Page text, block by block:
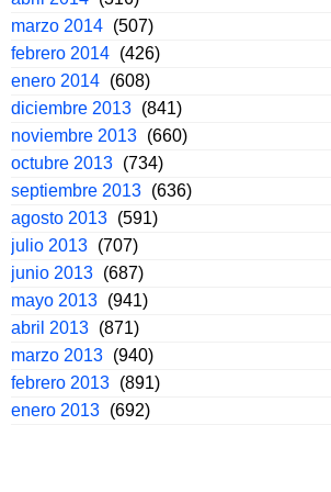
marzo 2014 (507)
febrero 2014 (426)
enero 2014 (608)
diciembre 2013 (841)
noviembre 2013 (660)
octubre 2013 (734)
septiembre 2013 (636)
agosto 2013 (591)
julio 2013 (707)
junio 2013 (687)
mayo 2013 (941)
abril 2013 (871)
marzo 2013 (940)
febrero 2013 (891)
enero 2013 (692)